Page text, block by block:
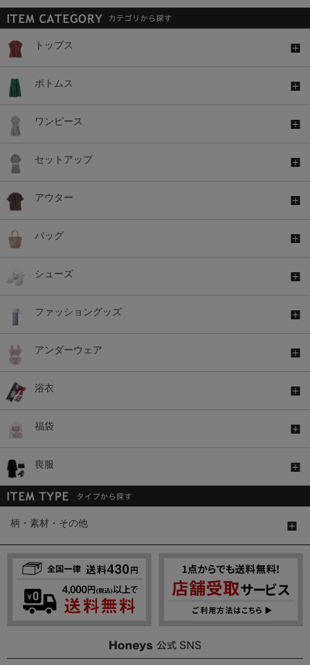
トップス
ボトムス
ワンピース
セットアップ
アウター
バッグ
シューズ
ファッショングッズ
アンダーウェア
浴衣
福袋
喪服
柄・素材・その他